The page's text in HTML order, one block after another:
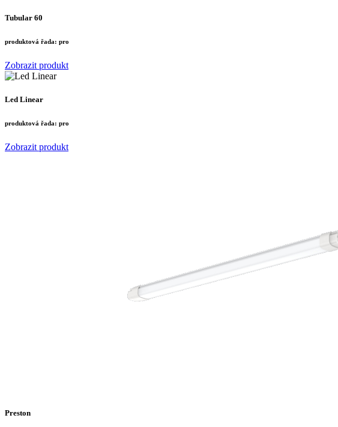
Tubular 60
produktová řada: pro
Zobrazit produkt
Led Linear
produktová řada: pro
Zobrazit produkt
Preston